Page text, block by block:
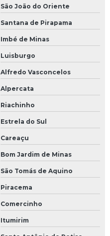
São João do Oriente
Santana de Pirapama
Imbé de Minas
Luisburgo
Alfredo Vasconcelos
Alpercata
Riachinho
Estrela do Sul
Careaçu
Bom Jardim de Minas
São Tomás de Aquino
Piracema
Comercinho
Itumirim